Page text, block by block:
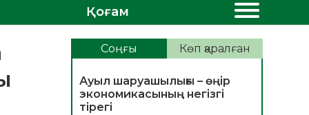
Қоғам
Соңғы Көп қаралған
Ауыл шаруашылығы – өңір
экономикасының негізгі
тірегі